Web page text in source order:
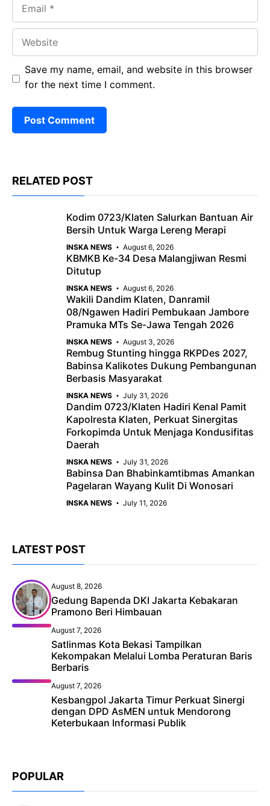
Save my name, email, and website in this browser
for the next time I comment.
RELATED POST
Kodim 0723/Klaten Salurkan Bantuan Air
Bersih Untuk Warga Lereng Merapi
INSKA NEWS August 6, 2026
KBMKB Ke-34 Desa Malangjiwan Resmi
Ditutup
INSKA NEWS August 6, 2026
Wakili Dandim Klaten, Danramil
08/Ngawen Hadiri Pembukaan Jambore
Pramuka MTs Se-Jawa Tengah 2026
INSKA NEWS August 3, 2026
Rembug Stunting hingga RKPDes 2027,
Babinsa Kalikotes Dukung Pembangunan
Berbasis Masyarakat
INSKA NEWS July 31, 2026
Dandim 0723/Klaten Hadiri Kenal Pamit
Kapolresta Klaten, Perkuat Sinergitas
Forkopimda Untuk Menjaga Kondusifitas
Daerah
INSKA NEWS July 31, 2026
Babinsa Dan Bhabinkamtibmas Amankan
Pagelaran Wayang Kulit Di Wonosari
INSKA NEWS July 11, 2026
LATEST POST
August 8, 2026
Gedung Bapenda DKI Jakarta Kebakaran
Pramono Beri Himbauan
August 7, 2026
Satlinmas Kota Bekasi Tampilkan
Kekompakan Melalui Lomba Peraturan Baris
Berbaris
August 7, 2026
Kesbangpol Jakarta Timur Perkuat Sinergi
dengan DPD AsMEN untuk Mendorong
Keterbukaan Informasi Publik
POPULAR